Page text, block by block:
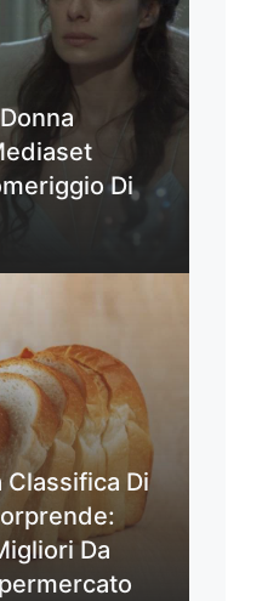
Di
Classifica Di
Da